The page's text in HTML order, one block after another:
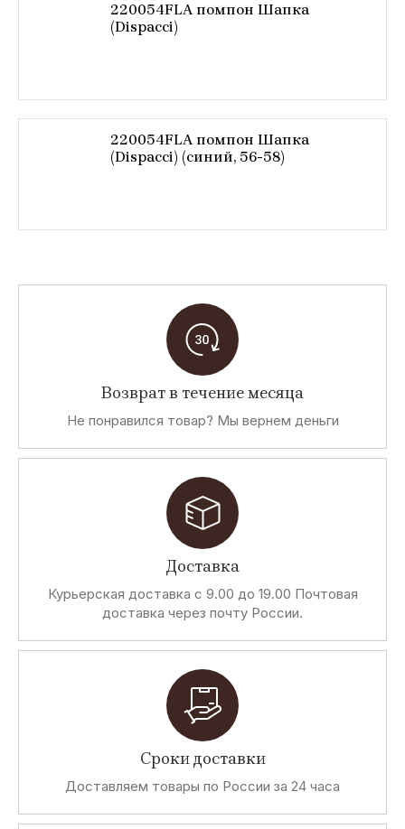
220054FLA помпон Шапка
(Dispacci)
220054FLA помпон Шапка
(Dispacci) (синий, 56-58)
Возврат в течение месяца
Не понравился товар? Мы вернем деньги
Доставка
Курьерская доставка с 9.00 до 19.00 Почтовая
доставка через почту России.
Сроки доставки
Доставляем товары по России за 24 часа